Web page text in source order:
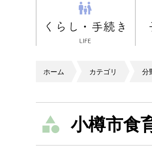
ホーム カテゴリ 分
小樽市食